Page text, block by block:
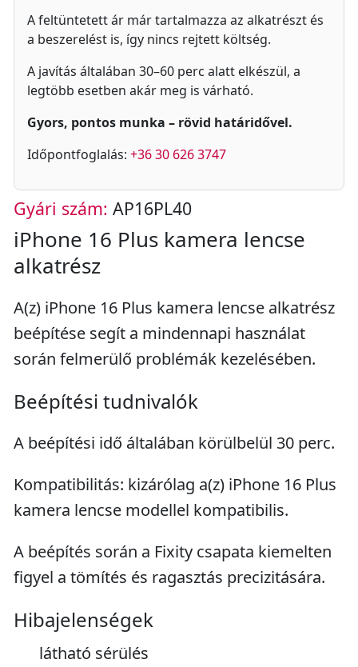
A feltüntetett ár már tartalmazza az alkatrészt és
a beszerelést is, így nincs rejtett költség.
A javítás általában 30–60 perc alatt elkészül, a
legtöbb esetben akár meg is várható.
Gyors, pontos munka – rövid határidővel.
Időpontfoglalás: +36 30 626 3747
Gyári szám: AP16PL40
iPhone 16 Plus kamera lencse
alkatrész
A(z) iPhone 16 Plus kamera lencse alkatrész
beépítése segít a mindennapi használat
során felmerülő problémák kezelésében.
Beépítési tudnivalók
A beépítési idő általában körülbelül 30 perc.
Kompatibilitás: kizárólag a(z) iPhone 16 Plus
kamera lencse modellel kompatibilis.
A beépítés során a Fixity csapata kiemelten
figyel a tömítés és ragasztás precizitására.
Hibajelenségek
látható sérülés